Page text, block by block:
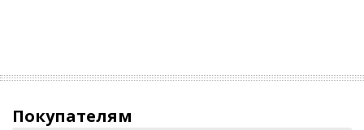
Покупателям